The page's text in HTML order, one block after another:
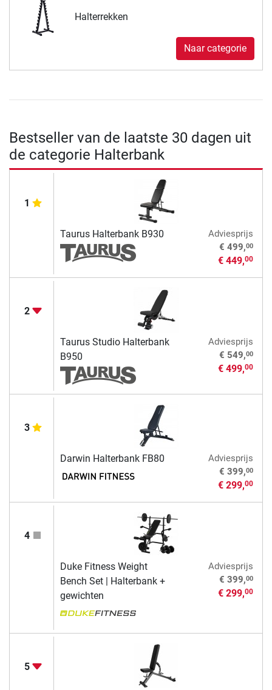
Halterrekken
Naar categorie
Bestseller van de laatste 30 dagen uit
de categorie Halterbank
1
Taurus Halterbank B930
Adviesprijs
€ 499,00
€ 449,00
2
Taurus Studio Halterbank
B950
Adviesprijs
€ 549,00
€ 499,00
3
Darwin Halterbank FB80
Adviesprijs
€ 399,00
€ 299,00
4
Duke Fitness Weight
Bench Set | Halterbank +
gewichten
Adviesprijs
€ 399,00
€ 299,00
5